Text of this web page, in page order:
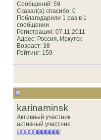
Сообщений: 59
Сказал(а) спасибо: 0
Поблагодарили 1 раз в 1
сообщении
Регистрация: 07.11.2011
Адрес: Россия, Иркутск
Возраст: 38
Рейтинг: 159
karinaminsk
Активный участник
активный участник